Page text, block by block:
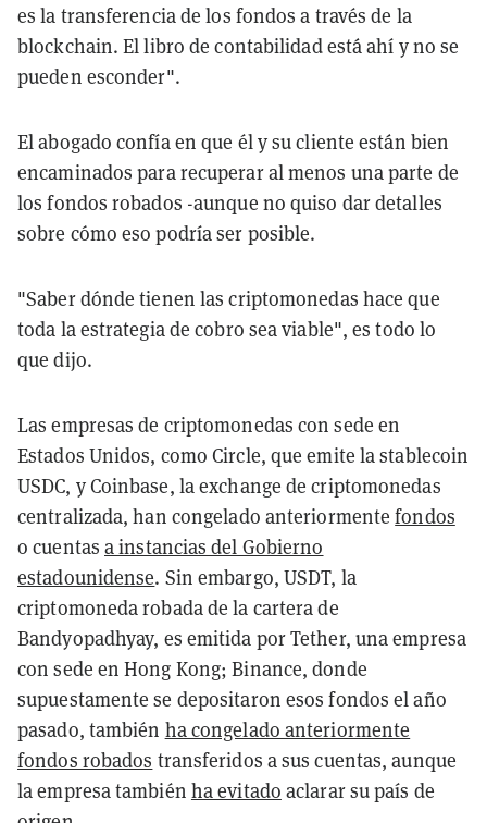
es la transferencia de los fondos a través de la
blockchain. El libro de contabilidad está ahí y no se
pueden esconder".
El abogado confía en que él y su cliente están bien
encaminados para recuperar al menos una parte de
los fondos robados -aunque no quiso dar detalles
sobre cómo eso podría ser posible.
"Saber dónde tienen las criptomonedas hace que
toda la estrategia de cobro sea viable", es todo lo
que dijo.
Las empresas de criptomonedas con sede en
Estados Unidos, como Circle, que emite la stablecoin
USDC, y Coinbase, la exchange de criptomonedas
centralizada, han congelado anteriormentefondos
o cuentas a instancias del Gobierno
estadounidense. Sin embargo, USDT, la
criptomoneda robada de la cartera de
Bandyopadhyay, es emitida por Tether, una empresa
con sede en Hong Kong; Binance, donde
supuestamente se depositaron esos fondos el año
pasado, también ha congelado anteriormente
fondos robados transferidos a sus cuentas, aunque
la empresa también ha evitado aclarar su país de